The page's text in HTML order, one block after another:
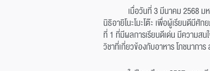
เมื่อวันที่ 3 มีนาคม 2568 ม
นิธิอายิโนะโมะโต๊ะ เพื่อผู้เรียนดีมี
ที่ 1 ที่มีผลการเรียนดีเด่น มีความส
วิชาที่เกี่ยวข้องกับอาหาร โภชนากา